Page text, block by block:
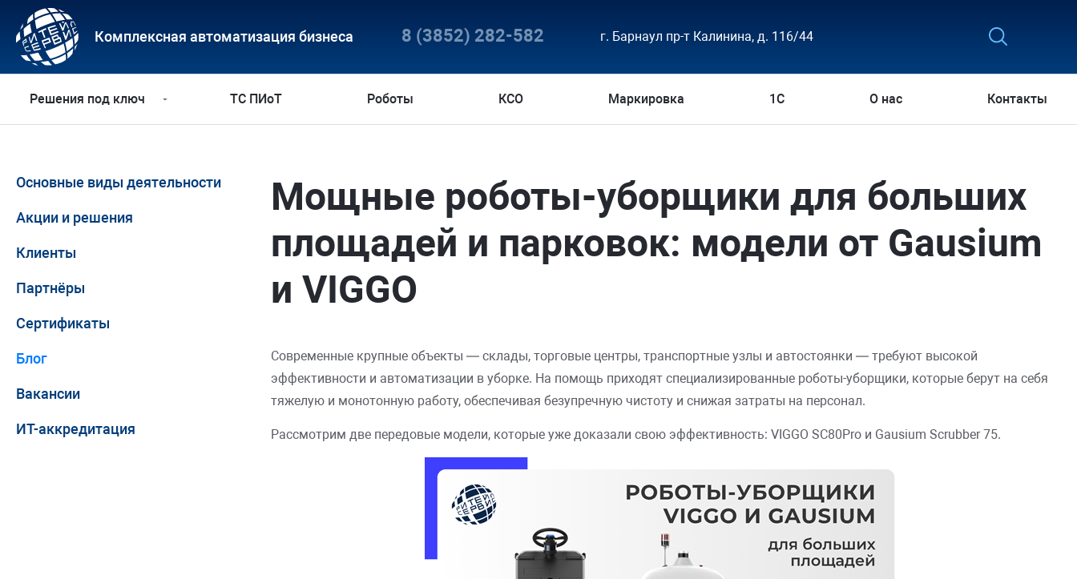
Комплексная автоматизация бизнеса 8 (3852) 282-582 г. Барнаул пр-т Калинина, д. 116/44
Решения под ключ ТС ПИоТ Роботы КСО Маркировка 1С О нас Контакты
Основные виды деятельности
Акции и решения
Клиенты
Партнёры
Сертификаты
Блог
Вакансии
ИТ-аккредитация
Мощные роботы-уборщики для больших
площадей и парковок: модели от Gausium
и VIGGO
Современные крупные объекты — склады, торговые центры, транспортные узлы и автостоянки — требуют высокой
эффективности и автоматизации в уборке. На помощь приходят специализированные роботы-уборщики, которые берут на себя
тяжелую и монотонную работу, обеспечивая безупречную чистоту и снижая затраты на персонал.
Рассмотрим две передовые модели, которые уже доказали свою эффективность: VIGGO SC80Pro и Gausium Scrubber 75.